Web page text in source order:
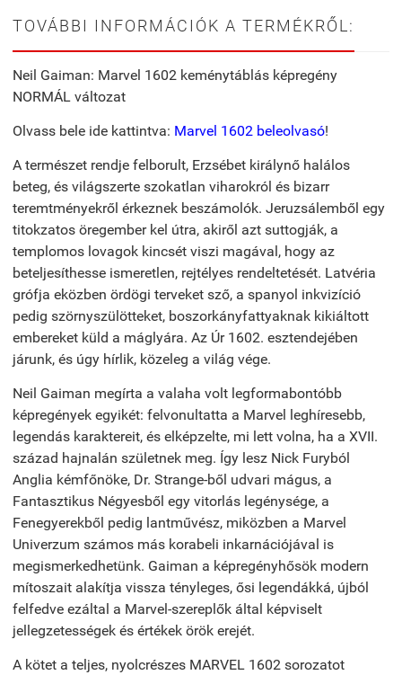
TOVÁBBI INFORMÁCIÓK A TERMÉKRŐL:
Neil Gaiman: Marvel 1602 keménytáblás képregény
NORMÁL változat
Olvass bele ide kattintva: Marvel 1602 beleolvasó!
A természet rendje felborult, Erzsébet királynő halálos
beteg, és világszerte szokatlan viharokról és bizarr
teremtményekről érkeznek beszámolók. Jeruzsálemből egy
titokzatos öregember kel útra, akiről azt suttogják, a
templomos lovagok kincsét viszi magával, hogy az
beteljesíthesse ismeretlen, rejtélyes rendeltetését. Latvéria
grófja eközben ördögi terveket sző, a spanyol inkvizíció
pedig szörnyszülötteket, boszorkányfattyaknak kikiáltott
embereket küld a máglyára. Az Úr 1602. esztendejében
járunk, és úgy hírlik, közeleg a világ vége.
Neil Gaiman megírta a valaha volt legformabontóbb
képregények egyikét: felvonultatta a Marvel leghíresebb,
legendás karaktereit, és elképzelte, mi lett volna, ha a XVII.
század hajnalán születnek meg. Így lesz Nick Furyból
Anglia kémfőnöke, Dr. Strange-ből udvari mágus, a
Fantasztikus Négyesből egy vitorlás legénysége, a
Fenegyerekből pedig lantművész, miközben a Marvel
Univerzum számos más korabeli inkarnációjával is
megismerkedhetünk. Gaiman a képregényhősök modern
mítoszait alakítja vissza tényleges, ősi legendákká, újból
felfedve ezáltal a Marvel-szereplők által képviselt
jellegzetességek és értékek örök erejét.
A kötet a teljes, nyolcrészes MARVEL 1602 sorozatot